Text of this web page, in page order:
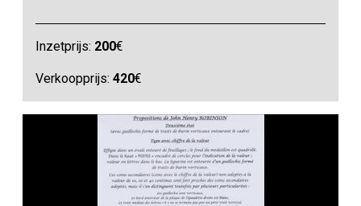
Inzetprijs: 200€
Verkoopprijs:420€